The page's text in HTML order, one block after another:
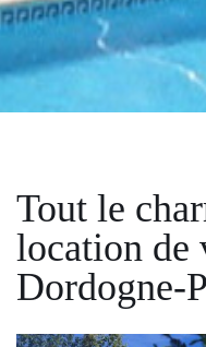
Tout le
location de
Dordogne-